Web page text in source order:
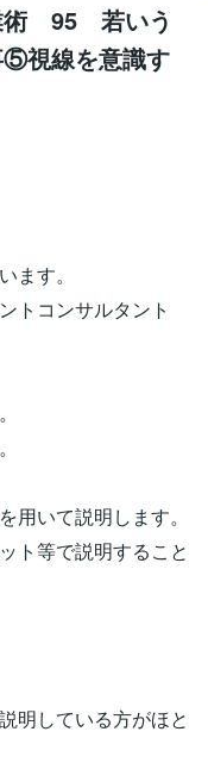
術 95 若いう
⑤視線を意識す
ます。
トコンサルタント
用いて説明します。
ト等で説明すること
明している方がほと